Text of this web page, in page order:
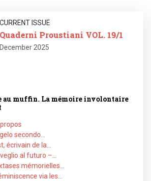
CURRENT ISSUE
Quaderni Proustiani VOL. 19/1
December 2025
au muffin. La mémoire involontaire
secondo…
écrivain de la…
al futuro –…
mémorielles…
via les…